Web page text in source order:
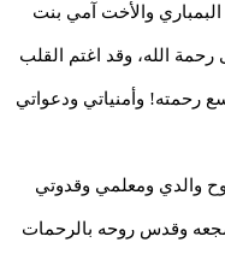
والأخت آمي بنت
الله، وقد اغتم القلب
رحمته! وأمنياتي ودعواتي
والدي ومعلمي وقدوتي
وقدس روحه بالرحمات